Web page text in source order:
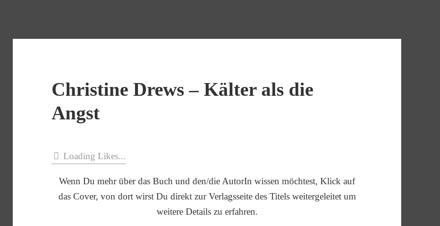
Christine Drews – Kälter als die
Angst
Loading Likes...
Wenn Du mehr über das Buch und den/die AutorIn wissen möchtest, Klick auf
das Cover, von dort wirst Du direkt zur Verlagsseite des Titels weitergeleitet um
weitere Details zu erfahren.